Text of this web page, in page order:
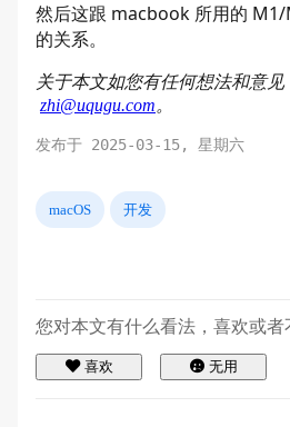
然后这跟 macbook 所用的
的关系。
关于本文如您有任何想法和意
zhi@uqugu.com。
发布于 2025-03-15, 星期六
macOS 开发
您对本文有什么看法，喜欢或者
喜欢 无用